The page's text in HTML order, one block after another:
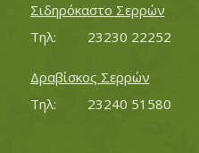
Σιδηρόκαστο Σερρών
Τηλ:		23230 22252
Δραβίσκος Σερρών
Τηλ:		23240 51580